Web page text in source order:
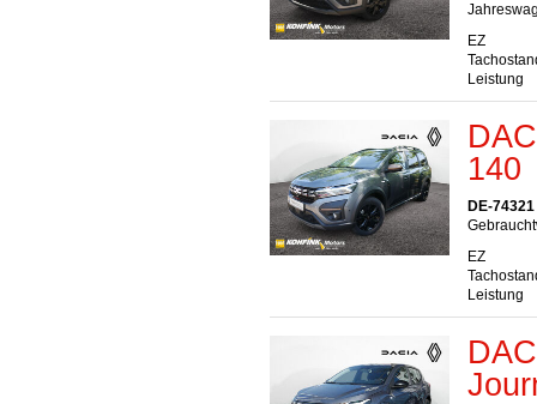
EZ
Leistung
140
DE-
EZ
Leistung